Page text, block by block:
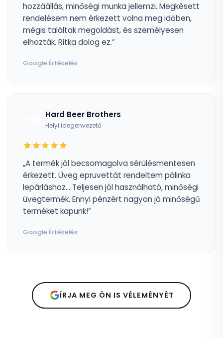
hozzáállás, minőségi munka jellemzi. Megkésett
rendelésem nem érkezett volna meg időben,
mégis találtak megoldást, és személyesen
elhozták. Ritka dolog ez.”
Google Értékelés
Hard Beer Brothers
Helyi idegenvezető
„A termék jól becsomagolva sérülésmentesen
érkezett. Üveg epruvettát rendeltem pálinka
lepárláshoz... Teljesen jól használható, minőségi
üvegtermék. Ennyi pénzért nagyon jó minőségű
terméket kapunk!”
Google Értékelés
ÍRJA MEG ÖN IS VÉLEMÉNYÉT